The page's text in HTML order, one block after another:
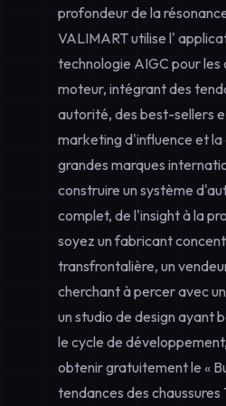
profondeur de la
VALIMART utilise l'
technologie AIGC pour les
moteur, intégrant des
autorité, des best-sellers
marketing d'influence et la
grandes marques
construire un système
complet, de l'insight à la
soyez un fabricant
transfrontalière, un
cherchant à percer avec
un studio de design ayant
le cycle de
obtenir gratuitement le «
tendances des